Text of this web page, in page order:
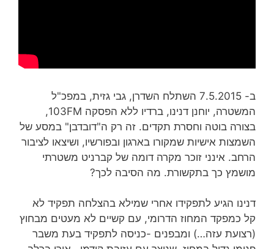
ב- 7.5.2015 השתלח השדרן, גבי גזית, במפכ"ל
המשטרה, יוחנן דנינו, ברדיו ללא הפסקה 103FM,
בצורה בוטה וחסרת תקדים. זה רק ה"דובדבן" במסע של
השמצות אישיות שמקורו בארגון ובפורשיו, ושיצאו לציבור
הרחב. אינני זוכר מקרה דומה של קברניט משטרתי
מושמץ כך בתקשורת. מה הסיבה לכך?
דנינו הגיע לתפקידו אחרי שמילא בהצלחה תפקיד לא
קל כמפקד המחוז הדרומי, עם קשיים לא מעטים מבחוץ
(רצועת עזה…) ומבפנים -כניסה לתפקיד בעת משבר